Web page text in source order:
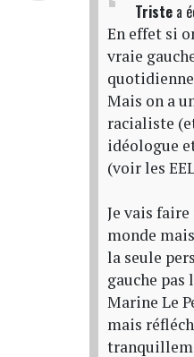
Tristea
En effet si
vraie
Mais on a
racialiste
idéologue
(voir les
Je vais
monde
la seule
gauche pas
Marine Le
mais